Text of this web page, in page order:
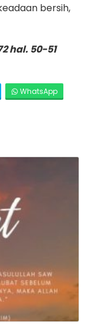
bersih,
hal. 50-51
WhatsApp